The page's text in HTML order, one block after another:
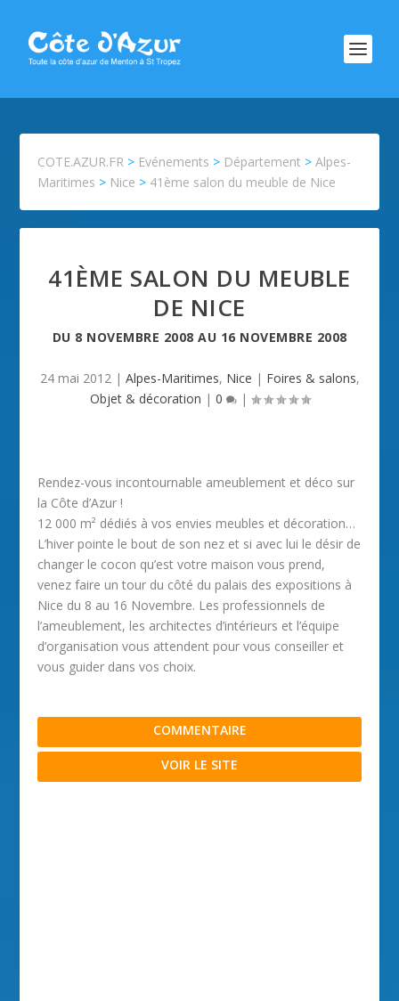
COTE.AZUR.FR > Evénements > Département >Alpes-
Maritimes > Nice > 41ème salon du meuble de Nice
41ÈME SALON DU MEUBLE
DE NICE
DU 8 NOVEMBRE 2008 AU 16 NOVEMBRE 2008
24 mai 2012| Alpes-Maritimes, Nice | Foires & salons,
Objet & décoration | 0 |
Rendez-vous incontournable ameublement et déco sur
la Côte d’Azur !
12 000 m² dédiés à vos envies meubles et décoration…
L’hiver pointe le bout de son nez et si avec lui le désir de
changer le cocon qu’est votre maison vous prend,
venez faire un tour du côté du palais des expositions à
Nice du 8 au 16 Novembre. Les professionnels de
l’ameublement, les architectes d’intérieurs et l’équipe
d’organisation vous attendent pour vous conseiller et
vous guider dans vos choix.
COMMENTAIRE
VOIR LE SITE